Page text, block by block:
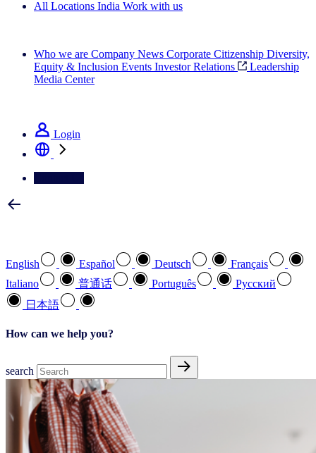
All Locations India Work with us
Who we are Company News Corporate Citizenship Diversity,
Equity & Inclusion Events Investor Relations
Leadership
Media Center
Login
English Español Deutsch
Français
Italiano
普通话 Português
Pусский
日本語
How can we help you?
search